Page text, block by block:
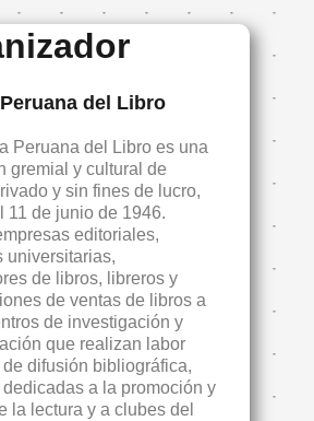
del Libro
Peruana del Libro es una
gremial y cultural de
y sin fines de lucro,
11 de junio de 1946.
editoriales,
universitarias,
de libros, libreros y
de ventas de libros a
de investigación y
que realizan labor
difusión bibliográfica,
a la promoción y
la lectura y a clubes del